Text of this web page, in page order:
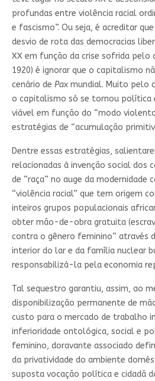
profundas entre violência racial
e fascismo”. Ou seja, é acreditar
desvio de rota das democracias
XX em função da crise sofrida pelo
1920) é ignorar que o capitalismo
cenário de Paxmundial. Muito pelo
o capitalismo só se tornou política
viável em função do “modo
estratégias de “acumulação
Dentre essas estratégias,
relacionadas à invenção social dos
de “raça” no auge da modernidade
“violência racial” que tem origem
inteiros grupos populacionais
obter mão-de-obra gratuita
contra o gênero feminino” através
interior do lar e da família nuclear
responsabilizá-la pela economia
Tal sequestro garantiu, assim, ao
disponibilização permanente de
custo para o mercado de trabalho
inferioridade ontológica, social e
feminino, doravante associado
da privatividade do ambiente
suposta vocação política e cidadã